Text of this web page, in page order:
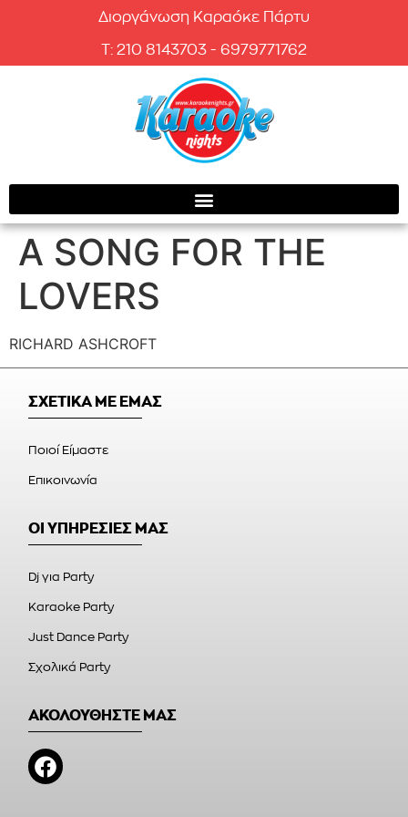
Διοργάνωση Καραόκε Πάρτυ
T: 210 8143703 - 6979771762
A SONG FOR THE
LOVERS
RICHARD ASHCROFT
ΣΧΕΤΙΚΑ ΜΕ ΕΜΑΣ
Ποιοί Είμαστε
Επικοινωνία
ΟΙ ΥΠΗΡΕΣΙΕΣ ΜΑΣ
Dj για Party
Karaoke Party
Just Dance Party
Σχολικά Party
ΑΚΟΛΟΥΘΗΣΤΕ ΜΑΣ